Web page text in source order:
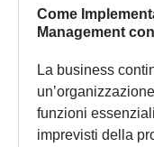
Come
Management
La business
funzioni
imprevisti della